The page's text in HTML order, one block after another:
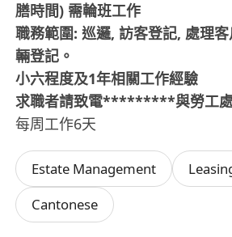
膳時間) 需輪班工作
職務範圍: 巡邏, 訪客登記, 處理
輛登記。
小六程度及1年相關工作經驗
求職者請致電*********與勞工
每周工作6天
Estate Management
Cantonese